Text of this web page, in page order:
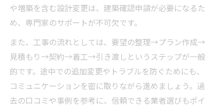
プロが教える設計変更の進め方とは
安心して進めるリフォームの手続きガイド
リフォーム手続きの流れと設計変更対応
安心してリフォームを進めるための手続き
設計変更時のリフォーム申請ポイント解説
リフォームで必要な書類と手続きのポイン
ト
や増築を含む設計変更は、建築確認申請が必要になるた
め、専門家のサポートが不可欠です。
また、工事の流れとしては、要望の整理→プラン作成→
見積もり→契約→着工→引き渡しというステップが一般
的です。途中での追加変更やトラブルを防ぐためにも、
コミュニケーションを密に取りながら進めましょう。過
去の口コミや事例を参考に、信頼できる業者選びもポイ